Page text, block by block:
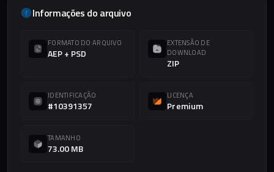
Informações do arquivo
FORMATO DO ARQUIVO
AEP + PSD
EXTENSÃO DE
DOWNLOAD
ZIP
IDENTIFICAÇÃO
#10391357
LICENÇA
Premium
TAMANHO
73.00 MB